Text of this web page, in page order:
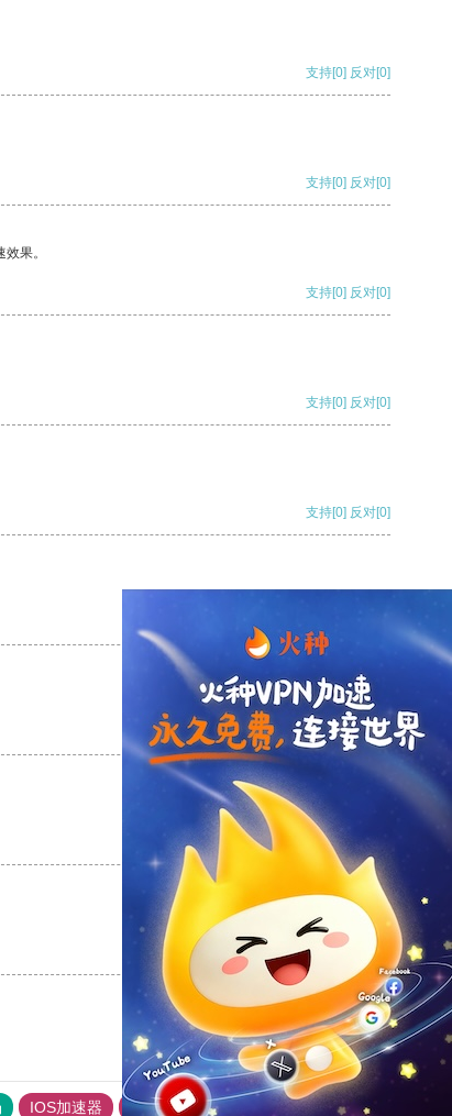
支持[0] 反对[0]
支持[0] 反对[0]
果。
支持[0] 反对[0]
支持[0] 反对[0]
支持[0] 反对[0]
支持 [0] 反对[0]
支持[0] 反对
支持[0] 反对[0]
IOS加速器 旋风加速度器 outline outline